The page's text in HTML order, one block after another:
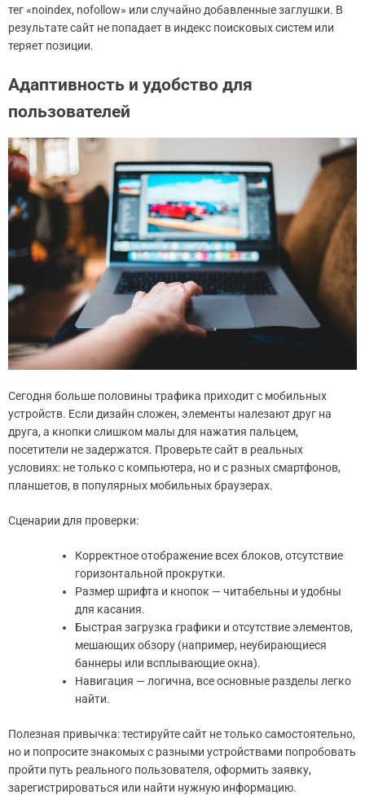
тег «noindex, nofollow» или случайно добавленные заглушки. В
результате сайт не попадает в индекс поисковых систем или
теряет позиции.
Адаптивность и удобство для
пользователей
Сегодня больше половины трафика приходит с мобильных
устройств. Если дизайн сложен, элементы налезают друг на
друга, а кнопки слишком малы для нажатия пальцем,
посетители не задержатся. Проверьте сайт в реальных
условиях: не только с компьютера, но и с разных смартфонов,
планшетов, в популярных мобильных браузерах.
Сценарии для проверки:
Корректное отображение всех блоков, отсутствие
горизонтальной прокрутки.
Размер шрифта и кнопок — читабельны и удобны
для касания.
Быстрая загрузка графики и отсутствие элементов,
мешающих обзору (например, неубирающиеся
баннеры или всплывающие окна).
Навигация — логична, все основные разделы легко
найти.
Полезная привычка: тестируйте сайт не только самостоятельно,
но и попросите знакомых с разными устройствами попробовать
пройти путь реального пользователя, оформить заявку,
зарегистрироваться или найти нужную информацию.